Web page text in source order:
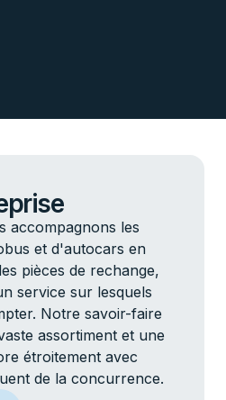
accompagnons les
et d'autocars en
pièces de rechange,
service sur lesquels
Notre savoir-faire
assortiment et une
étroitement avec
de la concurrence.